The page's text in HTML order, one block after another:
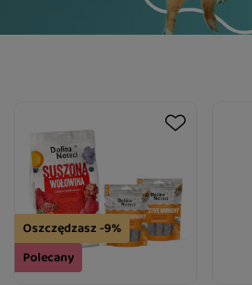
Oszczędzasz -9%
Polecany